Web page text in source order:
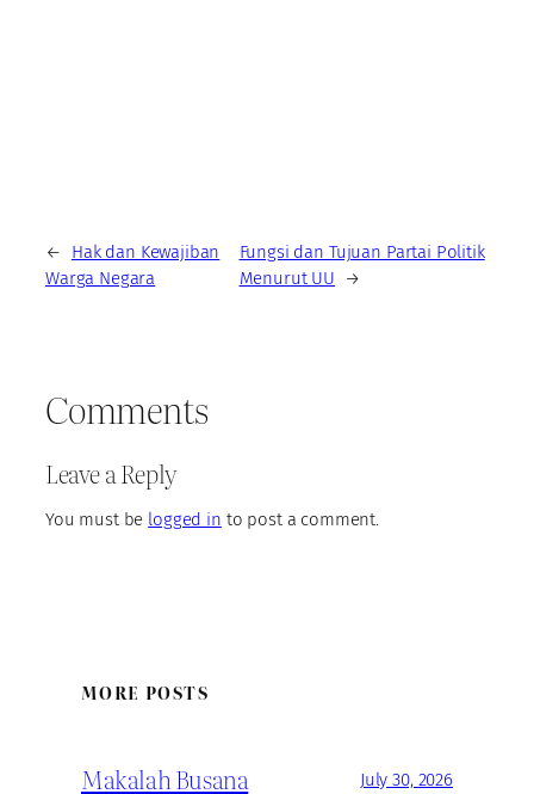
←
Hak dan Kewajiban
Warga Negara
Fungsi dan Tujuan Partai Politik
Menurut UU
→
Comments
Leave a Reply
You must be logged in to post a comment.
MORE POSTS
Makalah Busana July 30, 2026